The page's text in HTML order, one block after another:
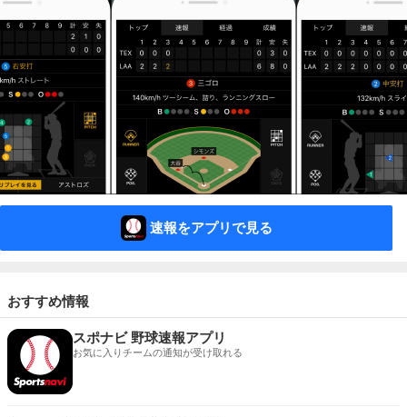
速報をアプリで見る
おすすめ情報
スポナビ 野球速報アプリ
お気に入りチームの通知が受け取れる